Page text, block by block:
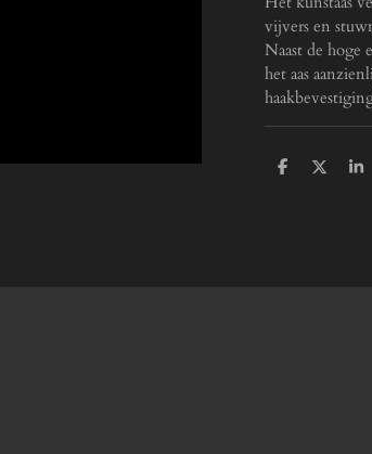
vijvers en
Naast de hoge
het aas
D
D
S